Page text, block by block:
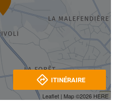
Leaflet | Map ©2026 HERE
ITINÉRAIRE